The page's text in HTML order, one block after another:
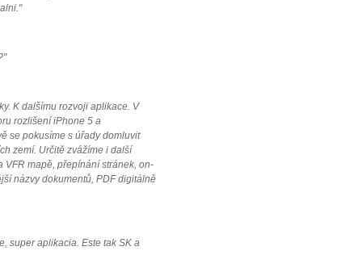
K dalšímu rozvoji aplikace. V
rozlišení iPhone 5 a
se pokusíme s úřady domluvit
zemí. Určitě zvážíme i další
mapě, přepínání stránek, on-
názvy dokumentů, PDF digitálně
super aplikacia. Este tak SK a